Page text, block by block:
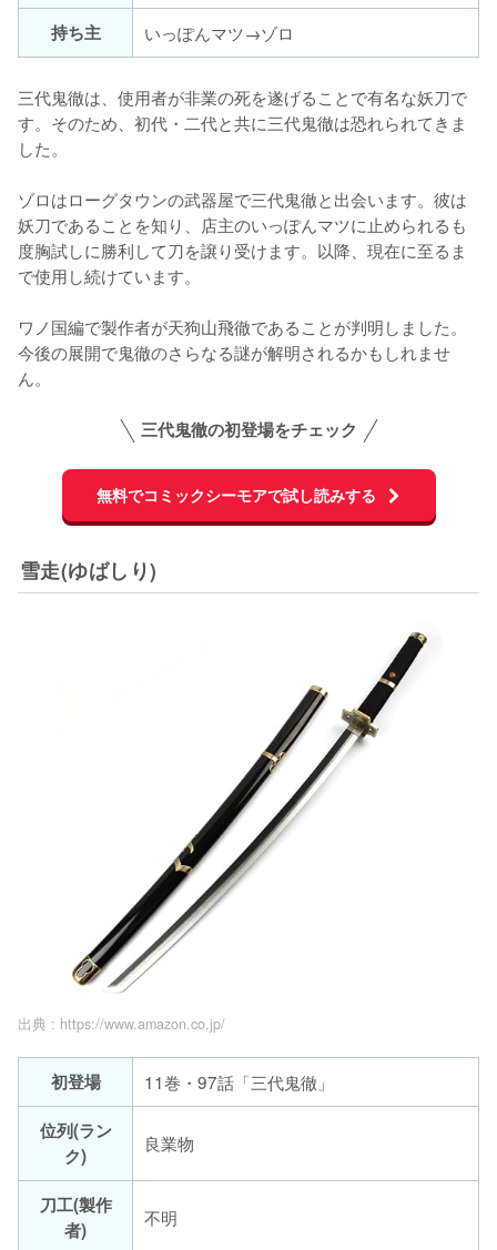
持ち主 いっぽんマツ→ゾロ
三代鬼徹は、使用者が非業の死を遂げることで有名な妖刀で
す。そのため、初代・二代と共に三代鬼徹は恐れられてきま
した。
ゾロはローグタウンの武器屋で三代鬼徹と出会います。彼は
妖刀であることを知り、店主のいっぽんマツに止められるも
度胸試しに勝利して刀を譲り受けます。以降、現在に至るま
で使用し続けています。
ワノ国編で製作者が天狗山飛徹であることが判明しました。
今後の展開で鬼徹のさらなる謎が解明されるかもしれませ
ん。
三代鬼徹の初登場をチェック
無料でコミックシーモアで試し読みする
雪走(ゆばしり)
出典 : https://www.amazon.co.jp/
初登場
11巻・97話「三代鬼徹」
位列(ラン
ク)
良業物
刀工(製作
者)
不明